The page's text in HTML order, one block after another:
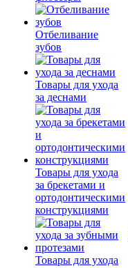
Отбеливание
зубов
Товары для ухода
за деснами
Товары для ухода
за брекетами и
ортодонтическими
конструкциями
Товары для ухода